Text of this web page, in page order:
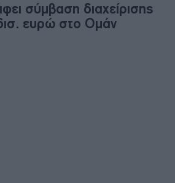
σύμβαση διαχείρισης
ευρώ στο Ομάν